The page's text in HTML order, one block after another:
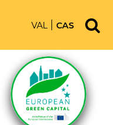
VAL CAS